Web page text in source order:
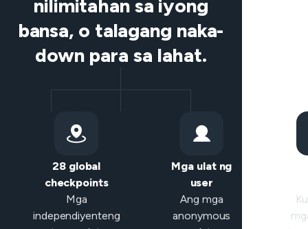
nilimitahan sa iyong
bansa, o talagang naka-
down para sa lahat.
28 global
checkpoints
Mga
independiyenteng
Mga ulat ng
user
Ang mga
anonymous